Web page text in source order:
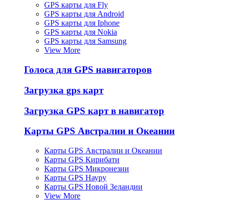
GPS карты для Fly
GPS карты для Android
GPS карты для Iphone
GPS карты для Nokia
GPS карты для Samsung
View More
Голоса для GPS навигаторов
Загрузка gps карт
Загрузка GPS карт в навигатор
Карты GPS Австралии и Океании
Карты GPS Австралии и Океании
Карты GPS Кирибати
Карты GPS Микронезии
Карты GPS Науру
Карты GPS Новой Зеландии
View More